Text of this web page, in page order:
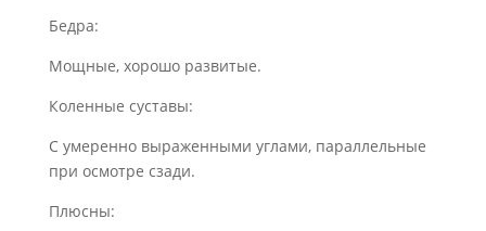
Бедра:
Мощные, хорошо развитые.
Коленные суставы:
С умеренно выраженными углами, параллельные
при осмотре сзади.
Плюсны: